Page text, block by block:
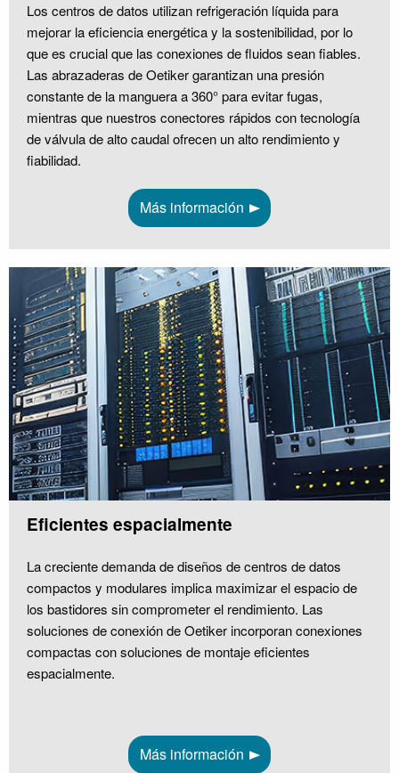
Los centros de datos utilizan refrigeración líquida para
mejorar la eficiencia energética y la sostenibilidad, por lo
que es crucial que las conexiones de fluidos sean fiables.
Las abrazaderas de Oetiker garantizan una presión
constante de la manguera a 360° para evitar fugas,
mientras que nuestros conectores rápidos con tecnología
de válvula de alto caudal ofrecen un alto rendimiento y
fiabilidad.
Más información
Eficientes espacialmente
La creciente demanda de diseños de centros de datos
compactos y modulares implica maximizar el espacio de
los bastidores sin comprometer el rendimiento. Las
soluciones de conexión de Oetiker incorporan conexiones
compactas con soluciones de montaje eficientes
espacialmente.
Más información